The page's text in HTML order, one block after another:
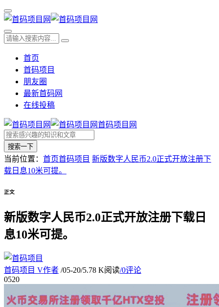
首页
首码项目
朋友圈
最新首码网
在线投稿
首码项目网
搜索一下
当前位置： 首页首码项目 新版数字人民币2.0正式开放注册下
载日息10米可提。
正文
新版数字人民币2.0正式开放注册下载日
息10米可提。
首码项目 V作者 /05-20/5.78 K阅读/0评论
0520